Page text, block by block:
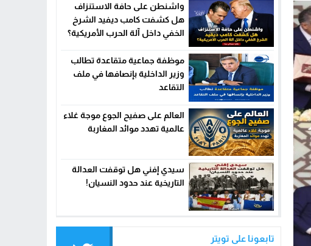
واشنطن على حافة الاستنزاف
هل كشفت كامب ديفيد الشرخ
الخفي داخل آلة الحرب الأمريكية؟
موظفة جماعية متقاعدة تطالب
وزير الداخلية بإنصافها في ملف
التقاعد
العالم على صفيح الجوع موجة غلاء
عالمية تهدد موائد المغاربة
سيدي إفني هل توقفت العدالة
التاريخية عند حدود النسيان!
تابعونا على تويتر